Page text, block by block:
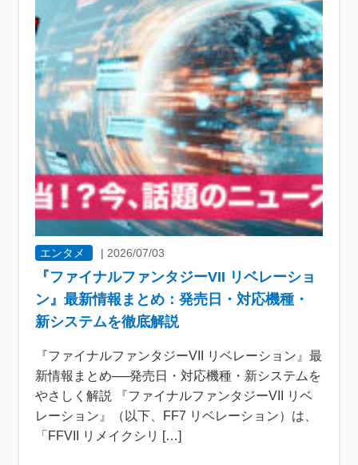
エンタメ | 2026/07/03
『ファイナルファンタジーVII リベレーショ
ン』最新情報まとめ：発売日・対応機種・
新システムを徹底解説
『ファイナルファンタジーVII リベレーション』最
新情報まとめ──発売日・対応機種・新システムを
やさしく解説 『ファイナルファンタジーVII リベ
レーション』（以下、FF7 リベレーション）は、
「FFVII リメイクシリ […]